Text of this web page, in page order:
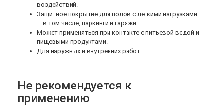
воздействий.
Защитное покрытие для полов с легкими нагрузками
– в том числе, паркинги и гаражи.
Может применяться при контакте с питьевой водой и
пищевыми продуктами.
Для наружных и внутренних работ.
Не рекомендуется к
применению